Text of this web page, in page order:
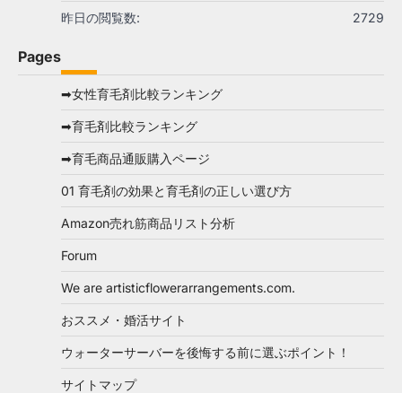
2729
昨日の閲覧数:
Pages
➡女性育毛剤比較ランキング
➡育毛剤比較ランキング
➡育毛商品通販購入ページ
01 育毛剤の効果と育毛剤の正しい選び方
Amazon売れ筋商品リスト分析
Forum
We are artisticflowerarrangements.com.
おススメ・婚活サイト
ウォーターサーバーを後悔する前に選ぶポイント！
サイトマップ